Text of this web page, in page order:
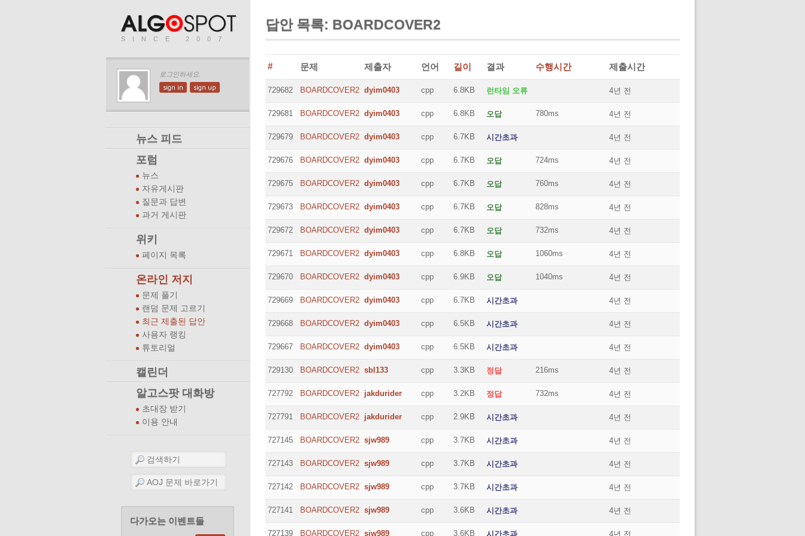
SINCE 2007
로그인하세요.
sign in sign up
뉴스 피드
포럼
뉴스
자유게시판
질문과 답변
과거 게시판
위키
페이지 목록
온라인 저지
문제 풀기
랜덤 문제 고르기
최근 제출된 답안
사용자 랭킹
튜토리얼
캘린더
알고스팟 대화방
초대장 받기
이용 안내
다가오는 이벤트들
답안 목록: BOARDCOVER2
# 문제 제출자 언어 길이 결과 수행시간 제출시간
729682 BOARDCOVER2 dyim0403 cpp 6.8KB 런타임 오류 4년 전
729681 BOARDCOVER2 dyim0403 cpp 6.8KB 오답 780ms 4년 전
729679 BOARDCOVER2 dyim0403 cpp 6.7KB 시간초과 4년 전
729676 BOARDCOVER2 dyim0403 cpp 6.7KB 오답 724ms 4년 전
729675 BOARDCOVER2 dyim0403 cpp 6.7KB 오답 760ms 4년 전
729673 BOARDCOVER2 dyim0403 cpp 6.7KB 오답 828ms 4년 전
729672 BOARDCOVER2 dyim0403 cpp 6.7KB 오답 732ms 4년 전
729671 BOARDCOVER2 dyim0403 cpp 6.8KB 오답 1060ms 4년 전
729670 BOARDCOVER2 dyim0403 cpp 6.9KB 오답 1040ms 4년 전
729669 BOARDCOVER2 dyim0403 cpp 6.7KB 시간초과 4년 전
729668 BOARDCOVER2 dyim0403 cpp 6.5KB 시간초과 4년 전
729667 BOARDCOVER2 dyim0403 cpp 6.5KB 시간초과 4년 전
729130 BOARDCOVER2 sbl133 cpp 3.3KB 정답 216ms 4년 전
727792 BOARDCOVER2 jakdurider cpp 3.2KB 정답 732ms 4년 전
727791 BOARDCOVER2 jakdurider cpp 2.9KB 시간초과 4년 전
727145 BOARDCOVER2 sjw989 cpp 3.7KB 시간초과 4년 전
727143 BOARDCOVER2 sjw989 cpp 3.7KB 시간초과 4년 전
727142 BOARDCOVER2 sjw989 cpp 3.7KB 시간초과 4년 전
727141 BOARDCOVER2 sjw989 cpp 3.6KB 시간초과 4년 전
727139 BOARDCOVER2 sjw989 cpp 3.6KB 시간초과 4년 전